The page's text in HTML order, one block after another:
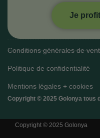
Je
Conditions générales de
Politique de confidentialité
Mentions légales + cookies
Copyright © 2025 Golonya tous
Copyright © 2025 Golonya